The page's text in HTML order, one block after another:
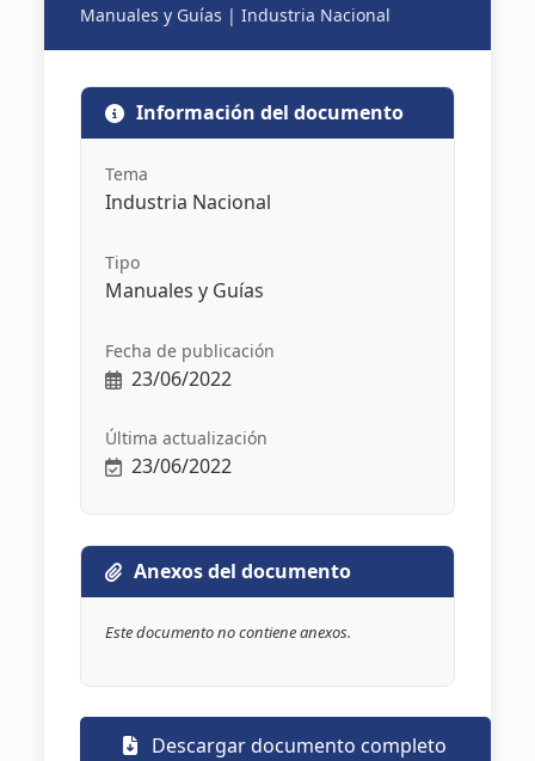
Manuales y Guías | Industria Nacional
Información del documento
Tema
Industria Nacional
Tipo
Manuales y Guías
Fecha de publicación
23/06/2022
Última actualización
23/06/2022
Anexos del documento
Este documento no contiene anexos.
Descargar documento completo